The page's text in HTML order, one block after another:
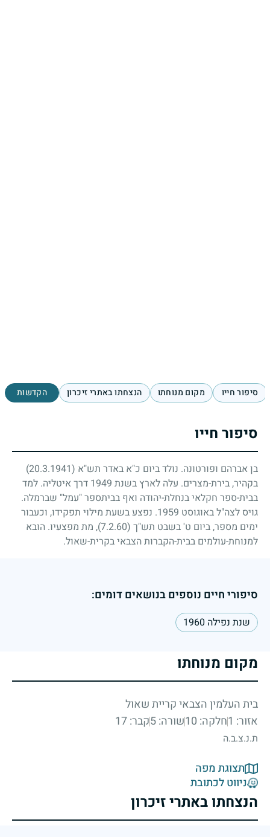
סיפור חייו מקום מנוחתו הנצחתו באתרי זיכרון הקדשות
סיפור חייו
בן אברהם ופורטונה. נולד ביום כ"א באדר תש"א (20.3.1941)
בקהיר, בירת-מצרים. עלה לארץ בשנת 1949 דרך איטליה. למד
בבית-ספר חקלאי בנחלת-יהודה ואף בביתספר "עמל" שברמלה.
גויס לצה"ל באוגוסט 1959. נפצע בשעת מילוי תפקידו, וכעבור
ימים מספר, ביום ט' בשבט תש"ך (7.2.60)
, מת מפצעיו. הובא
למנוחת-עולמים בבית-הקברות הצבאי בקרית-שאול.
סיפורי חיים נוספים בנושאים דומים:
שנת נפילה 1960
מקום מנוחתו
בית העלמין הצבאי קריית שאול
אזור: 1
חלקה: 10 שורה: 5 קבר: 17
ת.נ.צ.ב.ה
תצוגת מפה
ניווט לכתובת
הנצחתו באתרי זיכרון